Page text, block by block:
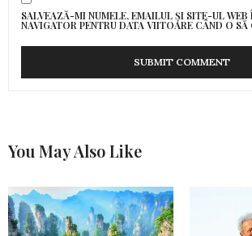
SALVEAZĂ-MI NUMELE, EMAILUL ȘI SITE-UL WEB
NAVIGATOR PENTRU DATA VIITOARE CÂND O SĂ
You May Also Like